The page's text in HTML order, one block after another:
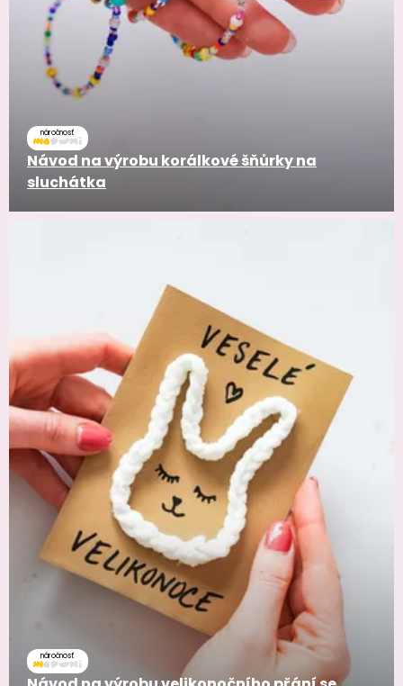
náročnosť
Návod na výrobu korálkové šňůrky na
sluchátka
náročnosť